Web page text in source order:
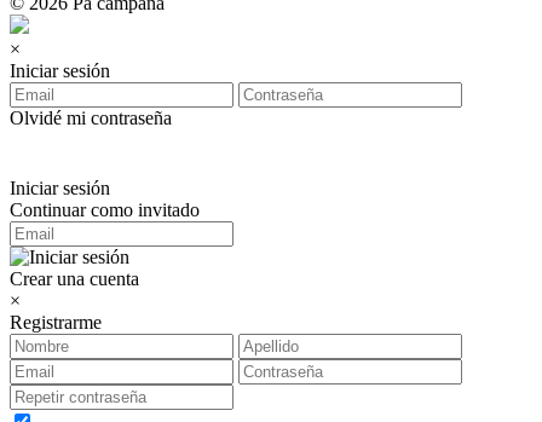
×
Iniciar sesión
Olvidé mi contraseña
Iniciar sesión
Continuar como invitado
Crear una cuenta
×
Registrarme